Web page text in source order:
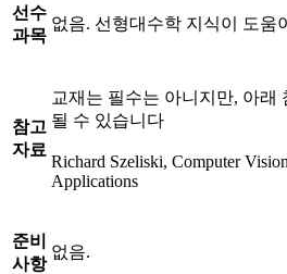
선수
과목
없음. 선형대수학 지식이 도움
참고
자료
교재는 필수는 아니지만, 아래
될 수 있습니다
Richard Szeliski, Computer
Applications
준비
사항
없음.